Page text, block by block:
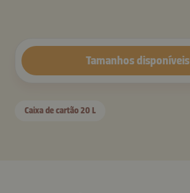
Tamanhos disponíveis
Caixa de cartão 20 L